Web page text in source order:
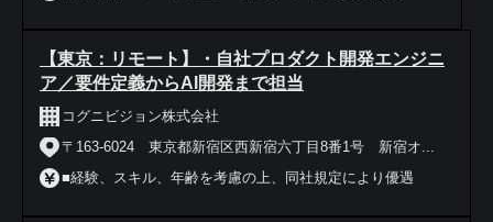
【東京：リモート】・自社プロダクト開発エンジニ
ア／要件定義からAI開発まで担当
コグニビジョン株式会社
〒163-6024 東京都新宿区西新宿六丁目8番1号 新宿オ...
■経験、スキル、年齢を考慮の上、同社規定により優遇